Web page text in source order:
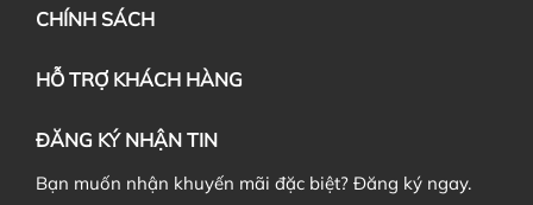
CHÍNH SÁCH
HỖ TRỢ KHÁCH HÀNG
ĐĂNG KÝ NHẬN TIN
Bạn muốn nhận khuyến mãi đặc biệt? Đăng ký ngay.